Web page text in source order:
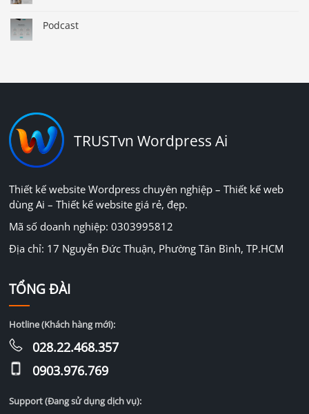
Podcast
TRUSTvn Wordpress Ai
Thiết kế website Wordpress chuyên nghiệp – Thiết kế web
dùng Ai – Thiết kế website giá rẻ, đẹp.
Mã số doanh nghiệp: 0303995812
Địa chỉ: 17 Nguyễn Đức Thuận, Phường Tân Bình, TP.HCM
TỔNG ĐÀI
Hotline (Khách hàng mới):
028.22.468.357
0903.976.769
Support (Đang sử dụng dịch vụ):